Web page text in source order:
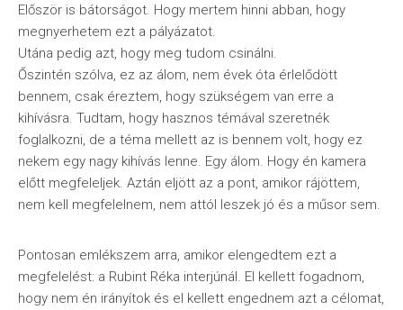
Először is bátorságot. Hogy mertem hinni abban, hogy
megnyerhetem ezt a pályázatot.
Utána pedig azt, hogy meg tudom csinálni.
Őszintén szólva, ez az álom, nem évek óta érlelődött
bennem, csak éreztem, hogy szükségem van erre a
kihívásra. Tudtam, hogy hasznos témával szeretnék
foglalkozni, de a téma mellett az is bennem volt, hogy ez
nekem egy nagy kihívás lenne. Egy álom. Hogy én kamera
előtt megfeleljek. Aztán eljött az a pont, amikor rájöttem,
nem kell megfelelnem, nem attól leszek jó és a műsor sem.
Pontosan emlékszem arra, amikor elengedtem ezt a
megfelelést: a Rubint Réka interjúnál. El kellett fogadnom,
hogy nem én irányítok és el kellett engednem azt a célomat,